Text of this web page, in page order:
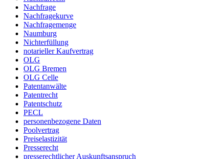
Nachfrage
Nachfragekurve
Nachfragemenge
Naumburg
Nichterfüllung
notarieller Kaufvertrag
OLG
OLG Bremen
OLG Celle
Patentanwälte
Patentrecht
Patentschutz
PECL
personenbezogene Daten
Poolvertrag
Preiselastizität
Presserecht
presserechtlicher Auskunftsanspruch